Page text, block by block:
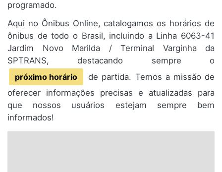
programado.
Aqui no Ônibus Online, catalogamos os horários de
ônibus de todo o Brasil, incluindo a Linha 6063-41
Jardim Novo Marilda / Terminal Varginha da
SPTRANS, destacando sempre o
próximo horário
de partida. Temos a missão de
oferecer informações precisas e atualizadas para
que nossos usuários estejam sempre bem
informados!